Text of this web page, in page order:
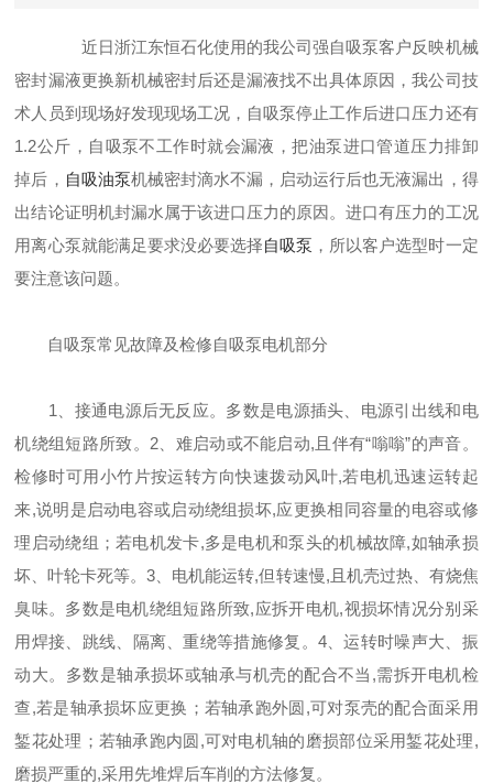
近日浙江东恒石化使用的我公司强自吸泵客户反映机械
密封漏液更换新机械密封后还是漏液找不出具体原因，我公司技
术人员到现场好发现现场工况，自吸泵停止工作后进口压力还有
1.2公斤，自吸泵不工作时就会漏液，把油泵进口管道压力排卸
掉后， 自吸油泵机械密封滴水不漏，启动运行后也无液漏出，得
出结论证明机封漏水属于该进口压力的原因。进口有压力的工况
用离心泵就能满足要求没必要选择自吸泵 ，所以客户选型时一定
要注意该问题。
自吸泵常见故障及检修自吸泵电机部分
1、接通电源后无反应。多数是电源插头、电源引出线和电
机绕组短路所致。2、难启动或不能启动,且伴有“嗡嗡”的声音。
检修时可用小竹片按运转方向快速拨动风叶,若电机迅速运转起
来,说明是启动电容或启动绕组损坏,应更换相同容量的电容或修
理启动绕组；若电机发卡,多是电机和泵头的机械故障,如轴承损
坏、叶轮卡死等。3、电机能运转,但转速慢,且机壳过热、有烧焦
臭味。多数是电机绕组短路所致,应拆开电机,视损坏情况分别采
用焊接、跳线、隔离、重绕等措施修复。4、运转时噪声大、振
动大。多数是轴承损坏或轴承与机壳的配合不当,需拆开电机检
查,若是轴承损坏应更换；若轴承跑外圆,可对泵壳的配合面采用
錾花处理；若轴承跑内圆,可对电机轴的磨损部位采用錾花处理,
磨损严重的,采用先堆焊后车削的方法修复。